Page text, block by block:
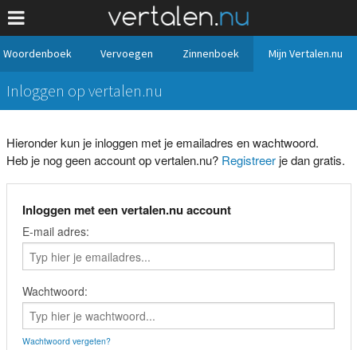
Woordenboek Vervoegen Zinnenboek Mijn Vertalen.nu
Inloggen op vertalen.nu
Hieronder kun je inloggen met je emailadres en wachtwoord.
Heb je nog geen account op vertalen.nu? Registreerje dan gratis.
Inloggen met een vertalen.nu account
E-mail adres:
Wachtwoord:
Wachtwoord vergeten?